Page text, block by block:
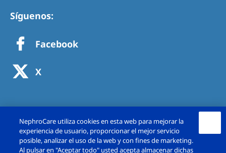
Síguenos:
Facebook
X
NephroCare utiliza cookies en esta web para mejorar la
experiencia de usuario, proporcionar el mejor servicio
posible, analizar el uso de la web y con fines de marketing.
Al pulsar en "Aceptar todo" usted acepta almacenar dichas